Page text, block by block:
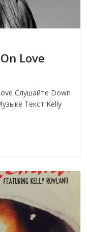
Love
Слушайте Down
Текст Kelly